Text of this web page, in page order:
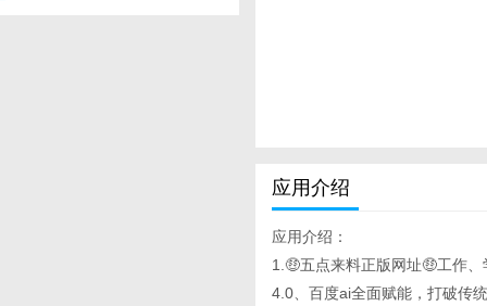
应用介绍
应用介绍：
1.🤑五点来料正版网址🤑工作
4.0、百度ai全面赋能，打破传